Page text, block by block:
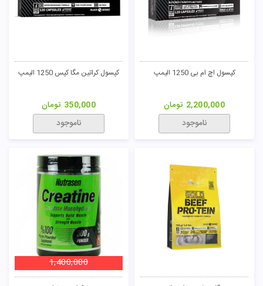
کپسول اچ ام بی 1250 الیمپ
2,200,000 تومان
ناموجود
کپسول کراتین مگا کپس 1250 الیمپ
350,000 تومان
ناموجود
1,400,000